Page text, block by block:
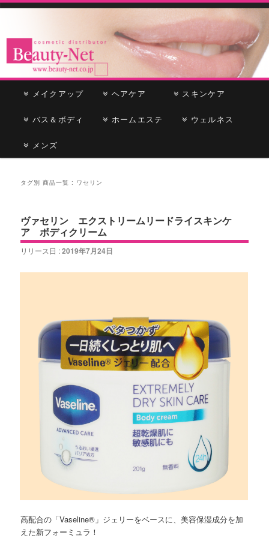
Beauty-Net
cosmetic distributor
ー
メ
イ
ン
テ
ン
ツ
サ
ブ
コ
ン
ツ
へ
メイクアップ ヘアケア スキンケア
バス＆ボディ ホームエステ ウェルネス
メンズ
タグ別 商品一覧 : ワセリン
ヴァセリン エクストリームリードライスキンケ
ア ボディクリーム
リリース日 :2019年7月24日
高配合の「Vaseline®」ジェリーをベースに、美容保湿成分を加
えた新フォーミュラ！